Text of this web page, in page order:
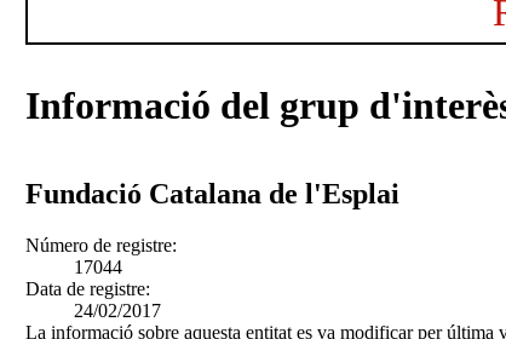
Informació del grup
Fundació Catalana de l'Esplai
Número de registre:
17044
Data de registre:
24/02/2017
La informació sobre aquesta entitat es va modificar per última